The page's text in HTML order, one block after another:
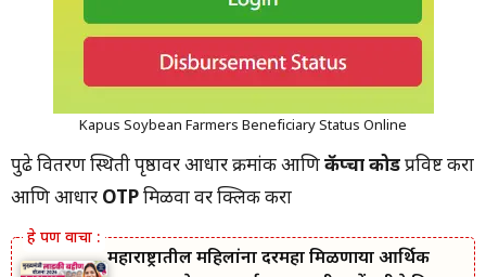
Kapus Soybean Farmers Beneficiary Status Online
पुढे वितरण स्थिती पृष्ठावर आधार क्रमांक आणिकॅप्चा कोडप्रविष्ट करा
आणि आधार OTPमिळवा वर क्लिक करा
महाराष्ट्रातील महिलांना दरमहा मिळणाऱ्या आर्थिक